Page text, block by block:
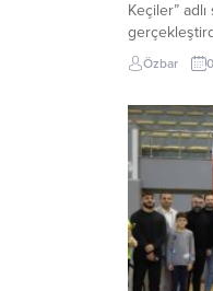
Keçiler”
isimlerinin
eşliğinde
ilgilerini
Özbar